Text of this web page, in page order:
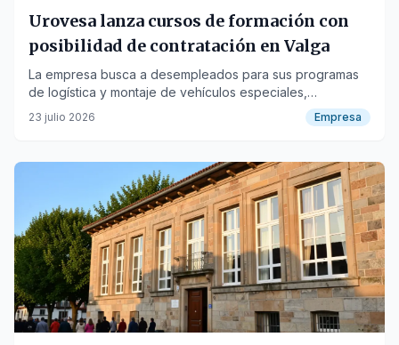
Urovesa lanza cursos de formación con
posibilidad de contratación en Valga
La empresa busca a desempleados para sus programas
de logística y montaje de vehículos especiales,
ofreciendo una vía de inserción laboral.
23 julio 2026 Empresa